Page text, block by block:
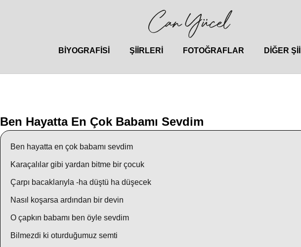
BIYOGRAFISI ŞIIRLERI FOTOĞRAFLAR DIĞER
Ben Hayatta En Çok Babamı Sevdim
Ben hayatta en çok babamı sevdim
Karaçalılar gibi yardan bitme bir çocuk
Çarpı bacaklarıyla -ha düştü ha düşecek
Nasıl koşarsa ardından bir devin
O çapkın babamı ben öyle sevdim
Bilmezdi ki oturduğumuz semti